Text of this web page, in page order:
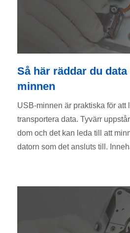
Så här räddar du
minnen
USB-minnen är praktiska för att
transportera data. Tyvärr
dom och det kan leda till att
datorn som det ansluts till.